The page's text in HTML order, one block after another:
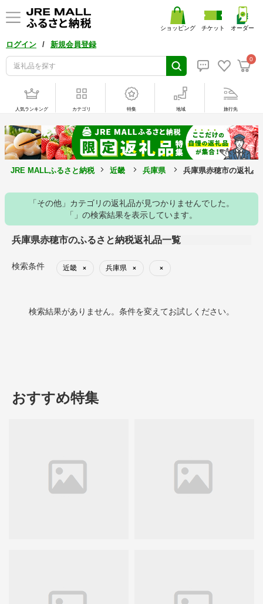
ログイン / 新規会員登録
0
ショッピング チケット オーダー
人気ランキング カテゴリ 特集 地域 旅行先
JRE MALLふるさと納税 近畿 兵庫県 兵庫県赤穂市の返礼品
「その他」カテゴリの返礼品が見つかりませんでした。
「」の検索結果を表示しています。
兵庫県赤穂市のふるさと納税返礼品一覧
検索条件 近畿 × 兵庫県 × ×
検索結果がありません。条件を変えてお試しください。
おすすめ特集